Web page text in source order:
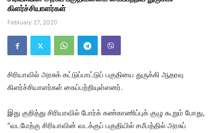
கிளர்ச்சியாளர்கள்
February 27, 2020
சிரியாவில் அரசுக் கட்டுப்பாட்டுப் பகுதியை துருக்கி ஆதரவு
கிளர்ச்சியாளர்கள் கைப்பற்றியுள்ளனர்.
இது குறித்து சிரியாவில் போர்க் கண்காணிப்புக் குழு கூறும் போது,
“வடமேற்கு சிரியாவின் வடக்குப் பகுதியில் சமீபத்தில் அரசுப்